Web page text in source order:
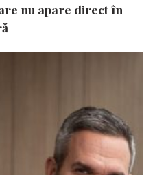
nu apare direct în